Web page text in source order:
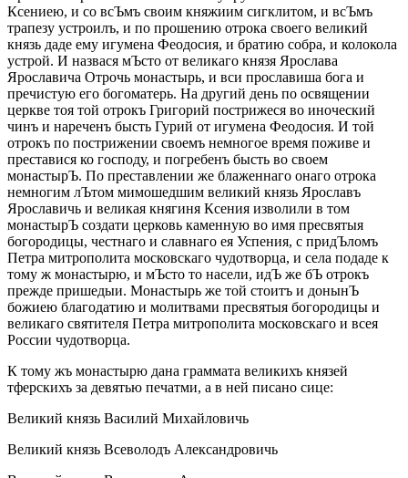
Ксениею, и со всЪмъ своим княжиим сигклитом, и всЪмъ
трапезу устроилъ, и по прошению отрока своего великий
князь даде ему игумена Феодосия, и братию собра, и колокола
устрой. И назвася мЪсто от великаго князя Ярослава
Ярославича Отрочь монастырь, и вси прославиша бога и
пречистую его богоматерь. На другий день по освящении
церкве тоя той отрокъ Григорий пострижеся во иноческий
чинъ и нареченъ бысть Гурий от игумена Феодосия. И той
отрокъ по пострижении своемъ немногое время поживе и
преставися ко господу, и погребенъ бысть во своем
монастырЪ. По преставлении же блаженнаго онаго отрока
немногим лЪтом мимошедшим великий князь Ярославъ
Ярославичь и великая княгиня Ксения изволили в том
монастырЪ создати церковь каменную во имя пресвятыя
богородицы, честнаго и славнаго ея Успения, с придЪломъ
Петра митрополита московскаго чудотворца, и села подаде к
тому ж монастырю, и мЪсто то насели, идЪ же бЪ отрокъ
прежде пришедыи. Монастырь же той стоитъ и донынЪ
божиею благодатию и молитвами пресвятыя богородицы и
великаго святителя Петра митрополита московскаго и всея
России чудотворца.
К тому жъ монастырю дана граммата великихъ князей
тферскихъ за девятью печатми, а в ней писано сице:
Великий князь Василий Михайловичь
Великий князь Всеволодъ Александровичь